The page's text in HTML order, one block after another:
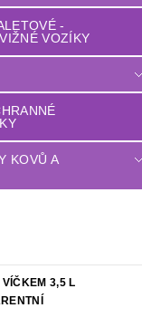
-
VOZÍKY
KOVŮ A
3,5 L